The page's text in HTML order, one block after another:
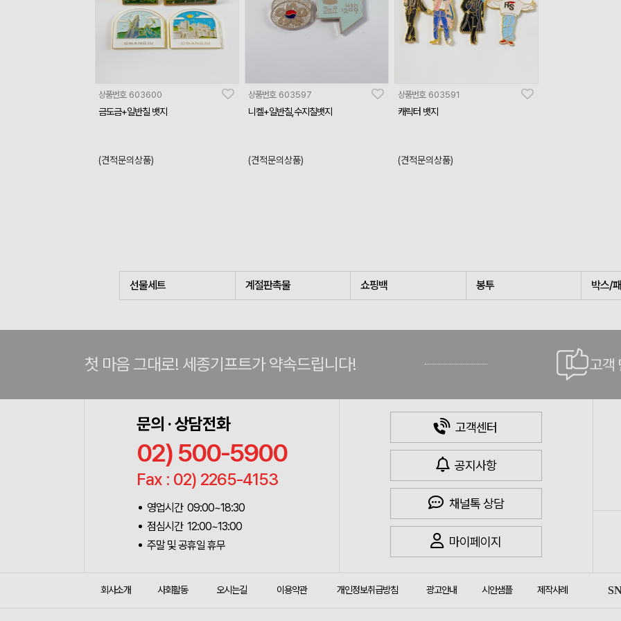
상품번호 603600
금도금+일반칠 뱃지
(견적문의상품)
상품번호 603597
니켈+일반칠,수지칠뱃지
(견적문의상품)
상품번호 603591
캐릭터 뱃지
(견적문의상품)
선물세트 계절판촉물 쇼핑백 봉투 박스/
첫 마음 그대로! 세종기프트가 약속드립니다! 고객
문의 · 상담전화
02) 500-5900
Fax : 02) 2265-4153
영업시간 09:00~18:30
점심시간 12:00~13:00
주말 및 공휴일 휴무
고객센터
공지사항
채널톡 상담
마이페이지
회사소개 사회활동 오시는길 이용약관 개인정보취급방침 광고안내 시안샘플 제작사례